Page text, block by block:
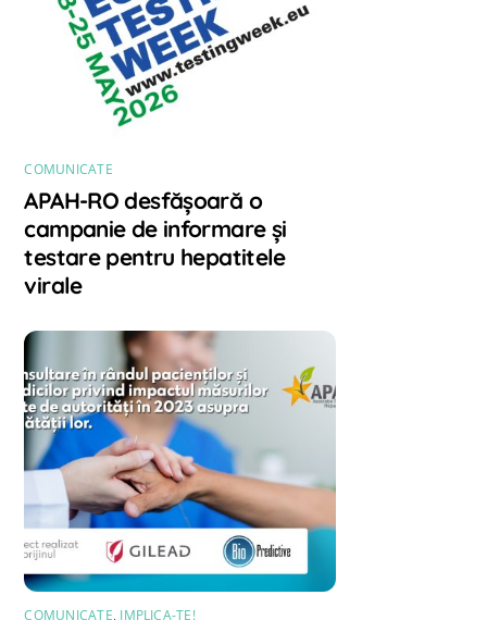
COMUNICATE
APAH-RO desfășoară o
campanie de informare și
testare pentru hepatitele
virale
COMUNICATE, IMPLICA-TE!